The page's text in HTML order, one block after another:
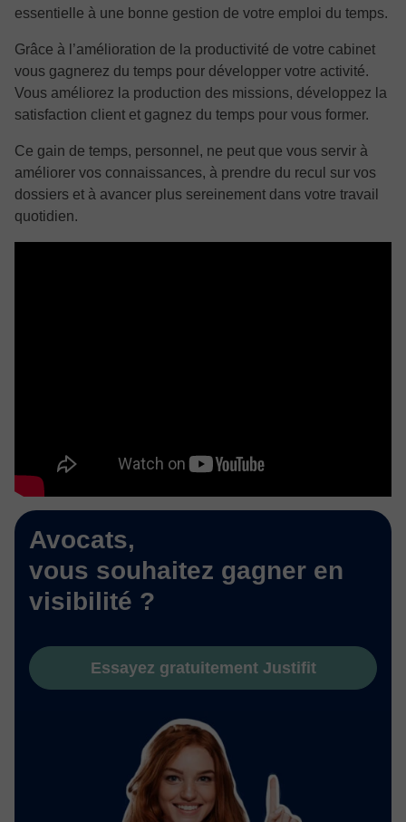
essentielle à une bonne gestion de votre emploi du temps.
Grâce à l’amélioration de la productivité de votre cabinet
vous gagnerez du temps pour développer votre activité.
Vous améliorez la production des missions, développez la
satisfaction client et gagnez du temps pour vous former.
Ce gain de temps, personnel, ne peut que vous servir à
améliorer vos connaissances, à prendre du recul sur vos
dossiers et à avancer plus sereinement dans votre travail
quotidien.
Avocats,
vous souhaitez gagner en
visibilité ?
Essayez gratuitement Justifit